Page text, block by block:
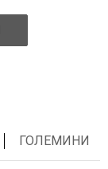
ГОЛЕМИНИ